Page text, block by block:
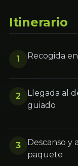
Itinerario
1 Recogida
2
Llegada al
guiado
3
Descanso y
paquete